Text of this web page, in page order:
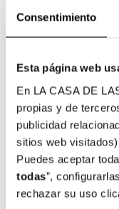
Consentimiento
Esta página web
En LA CASA DE
propias y de
publicidad
sitios web
Puedes aceptar
todas”,
rechazar su uso
smartphone
Dettagli del
Vetro Temperato
11 Pro
1 x Vetro